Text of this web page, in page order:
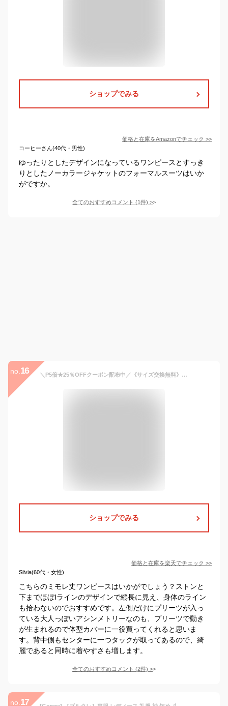
ショップでみる
価格と在庫をAmazonでチェック >>
コーヒーさん(40代・男性)
ゆったりとしたデザインになっているワンピースとすっき
りとしたノーカラージャケットのフォーマルスーツはいか
がですか。
全てのおすすめコメント (1件) >
no. 16 ＼P5倍★25％OFFクーポン配布中／《サイズ交換無料》喪服 礼服 レディース ブラックフォーマル 洗える サイド プリーツ ロング丈 ワンピース 大きいサイズ S-8L 体型カバー 冠婚葬祭 通夜 葬式 法事 卒業式 入学式 セレモニースーツ フォーマルスーツ 30代 40代 50代
ショップでみる
価格と在庫を楽天でチェック >>
Silvia(60代・女性)
こちらのミモレ丈ワンピースはいかがでしょう？ストンと
下までほぼIラインのデザインで縦長に見え、身体のライン
も拾わないのでおすすめです。左側だけにプリーツが入っ
ている大人っぽいアシンメトリーなのも、プリーツで動き
が生まれるので体型カバーに一役買ってくれると思いま
す。背中側もセンターに一つタックが取ってあるので、綺
麗であると同時に着やすさも増します。
全てのおすすめコメント (2件) >
no. 17